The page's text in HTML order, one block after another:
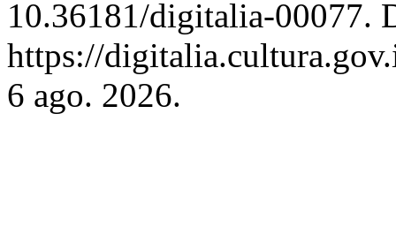
10.36181/digitalia-00077.
https://
6 ago. 2026.